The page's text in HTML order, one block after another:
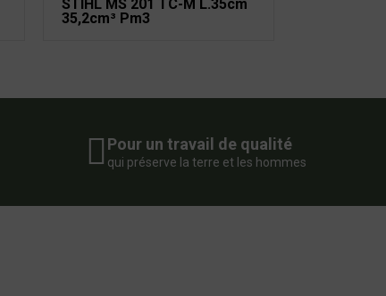
STIHL MS 201 TC-M L.35cm
35,2cm³ Pm3
Pour un travail de qualité
qui préserve la terre et les hommes